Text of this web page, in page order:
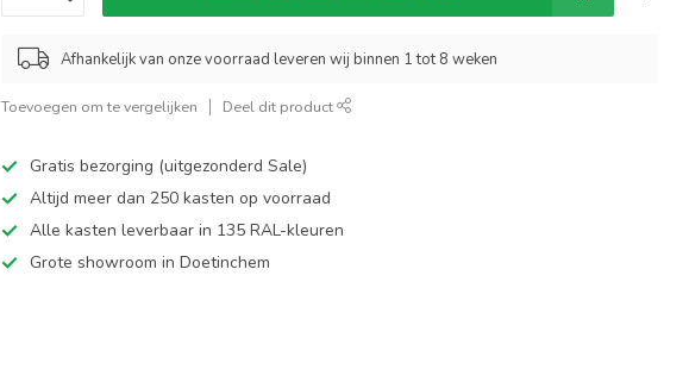
Afhankelijk van onze voorraad leveren wij binnen 1 tot 8 weken
Toevoegen om te vergelijken Deel dit product
Gratis bezorging (uitgezonderd Sale)
Altijd meer dan 250 kasten op voorraad
Alle kasten leverbaar in 135 RAL-kleuren
Grote showroom in Doetinchem